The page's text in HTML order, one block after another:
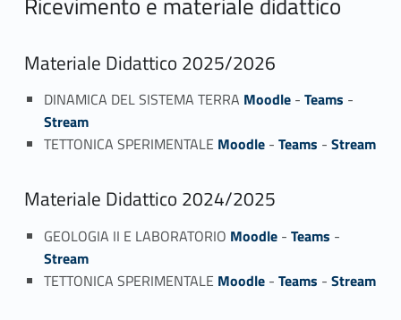
Materiale Didattico 2025/2026
DINAMICA DEL SISTEMA TERRA Moodle- Teams -
Stream
TETTONICA SPERIMENTALE Moodle- Teams - Stream
Materiale Didattico 2024/2025
GEOLOGIA II E LABORATORIO Moodle- Teams -
Stream
TETTONICA SPERIMENTALE Moodle- Teams - Stream